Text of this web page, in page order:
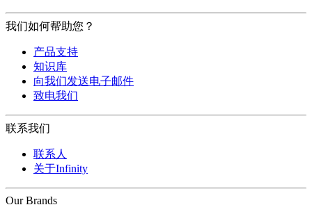
我们如何帮助您？
产品支持
知识库
向我们发送电子邮件
致电我们
联系我们
联系人
关于Infinity
Our Brands